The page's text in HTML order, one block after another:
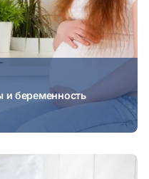
и беременность